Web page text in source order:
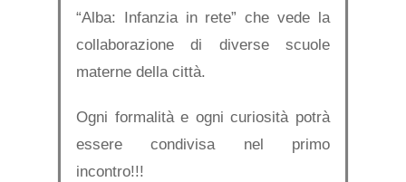
“Alba: Infanzia in rete” che vede la
collaborazione di diverse scuole
materne della città.
Ogni formalità e ogni curiosità potrà
essere condivisa nel primo
incontro!!!